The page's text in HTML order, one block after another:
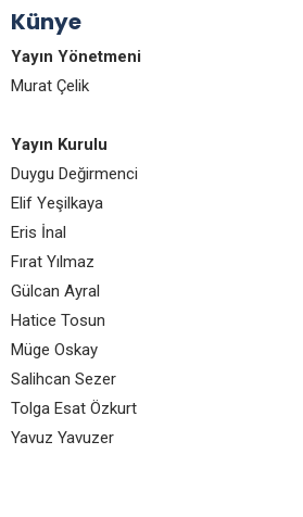
Künye
Yayın Yönetmeni
Murat Çelik
Yayın Kurulu
Duygu Değirmenci
Elif Yeşilkaya
Eris İnal
Fırat Yılmaz
Gülcan Ayral
Hatice Tosun
Müge Oskay
Salihcan Sezer
Tolga Esat Özkurt
Yavuz Yavuzer